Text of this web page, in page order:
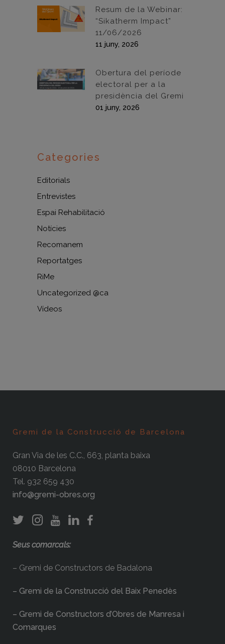
Resum de la Webinar:
“Sikatherm Impact”
11/06/2026
11 juny, 2026
Obertura del període
electoral per a la
presidència del Gremi
01 juny, 2026
Categories
Editorials
Entrevistes
Espai Rehabilitació
Notícies
Recomanem
Reportatges
RiMe
Uncategorized @ca
Vídeos
Gremi de la Construcció de Barcelona
Gran Via de les C.C., 663, planta baixa
08010 Barcelona
Tel. 932 659 430
info@gremi-obres.org
Seus comarcals:
– Gremi de Constructors de Badalona
– Gremi de la Construcció del Baix Penedès
– Gremi de Constructors d’Obres de Manresa i
Comarques